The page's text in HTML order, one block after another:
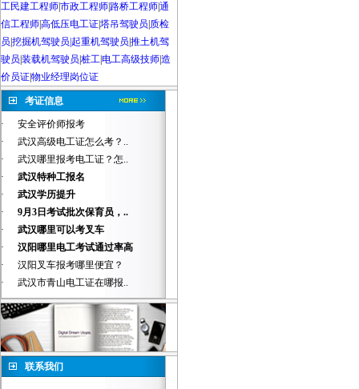
工民建工程师市政工程师路桥工程师通
信工程师高低压电工证塔吊驾驶员 质检
员 挖掘机驾驶员|起重机驾驶员 推土机驾
驶员 装载机驾驶员 桩工电工高级技师造
价员证物业经理岗位证
考证信息
·
安全评价师报考
·
武汉高级电工证怎么考？..
·
武汉哪里报考电工证？怎..
·
武汉特种工报名
·
武汉学历提升
·
9月3日考试批次保育员，..
·
武汉哪里可以考叉车
·
汉阳哪里电工考试通过率高
·
汉阳叉车报考哪里便宜？
·
武汉市青山电工证在哪报..
联系我们